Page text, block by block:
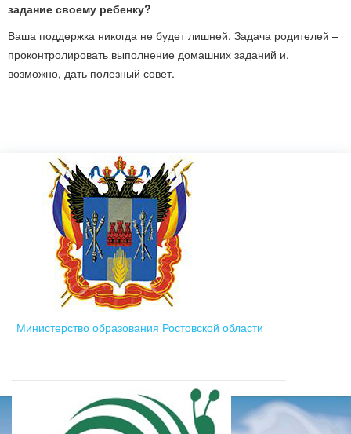
задание своему ребенку?
Ваша поддержка никогда не будет лишней. Задача родителей –
проконтролировать выполнение домашних заданий и,
возможно, дать полезный совет.
Министерство образования Ростовской области